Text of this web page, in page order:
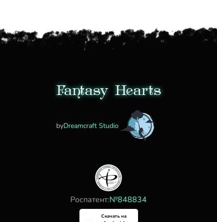
Fantasy Hearts
byDreamcraft Studio
Роспатент:№848834
Скачать на